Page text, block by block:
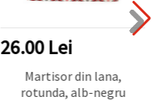
26.00 Lei
Martisor din lana,
rotunda, alb-negru